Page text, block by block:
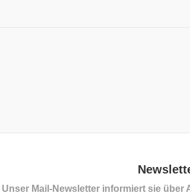
Unser Mail-Newsletter informiert sie